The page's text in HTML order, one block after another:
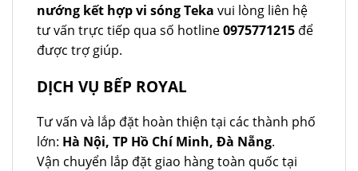
nướng kết hợp vi sóng Teka vui lòng liên hệ
tư vấn trực tiếp qua số hotline0975771215 để
được trợ giúp.
DỊCH VỤ BẾP ROYAL
Tư vấn và lắp đặt hoàn thiện tại các thành phố
lớn: Hà Nội, TP Hồ Chí Minh, Đà Nẵng.
Vận chuyển lắp đặt giao hàng toàn quốc tại